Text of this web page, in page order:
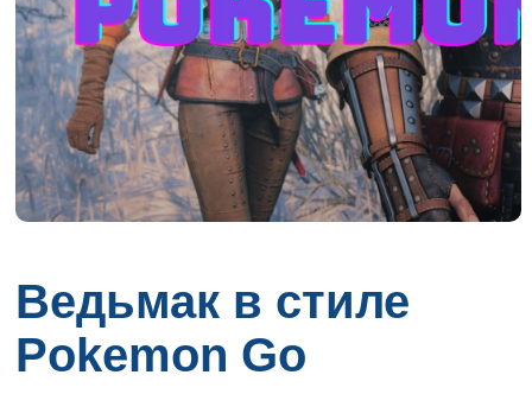
Ведьмак в стиле
Pokemon Go